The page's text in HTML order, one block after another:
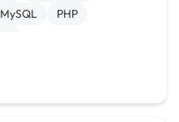
MySQL
PHP